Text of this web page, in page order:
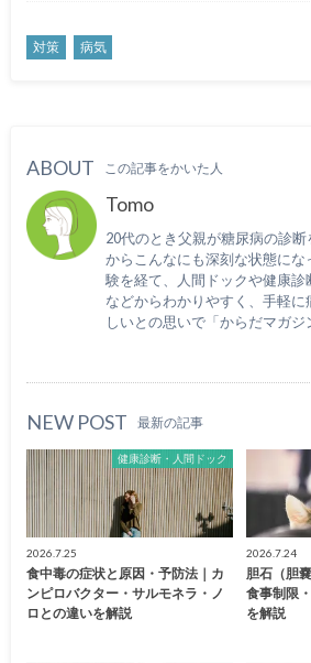
対策 病気
ABOUT この記事をかいた人
Tomo
20代のとき父親が糖尿病の診
からこんなにも深刻な状態に
験を経て、人間ドックや健康
などからわかりやすく、手軽
しいとの思いで「からだマガジ
NEW POST 最新の記事
健康診断・人間ドック
2026.7.25
食中毒の症状と原因・予防法｜カ
ンピロバクター・サルモネラ・ノ
ロとの違いを解説
2026.7.24
胆石（胆
食事制限
を解説